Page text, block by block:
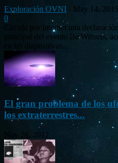
Exploración OVNI - May 14, 2015
0
Circula por internet una
principal del evento Be Witness,
en las diapositivas...
El gran problema de los
los extraterrestres...
Nov 26, 2012